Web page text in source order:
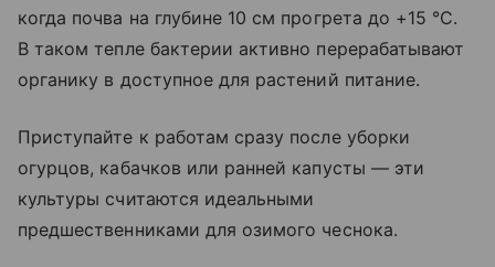
когда почва на глубине 10 см прогрета до +15 °C.
В таком тепле бактерии активно перерабатывают
органику в доступное для растений питание.
Приступайте к работам сразу после уборки
огурцов, кабачков или ранней капусты — эти
культуры считаются идеальными
предшественниками для озимого чеснока.